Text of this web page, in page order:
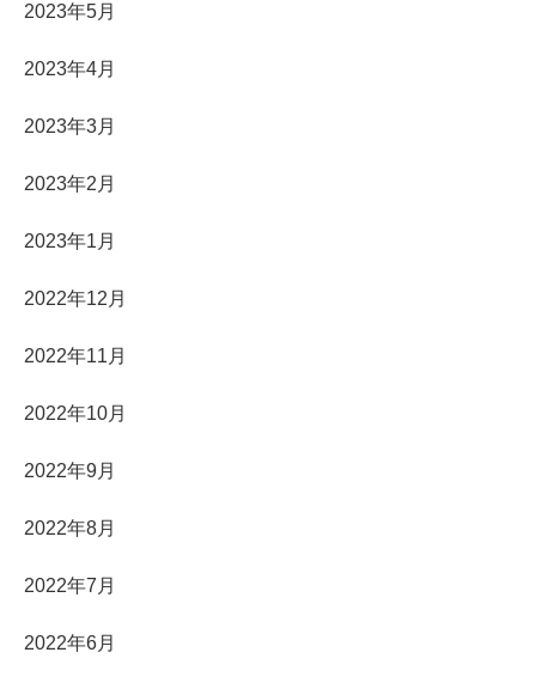
2023年5月
2023年4月
2023年3月
2023年2月
2023年1月
2022年12月
2022年11月
2022年10月
2022年9月
2022年8月
2022年7月
2022年6月